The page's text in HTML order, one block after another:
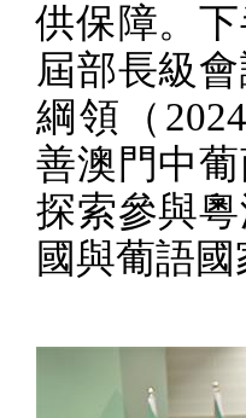
供保障。
屆部長級
綱領（
善澳門中
探索參與
國與葡語國